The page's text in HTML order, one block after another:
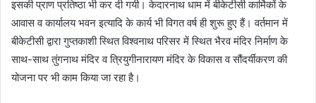
इसकी प्राण प्रतिष्ठा भी कर दी गयी। केदारनाथ धाम में बीकेटीसी कार्मिकों के
आवास व कार्यालय भवन इत्यादि के कार्य भी विगत वर्ष ही शुरू हुए हैं। वर्तमान में
बीकेटीसी द्वारा गुप्तकाशी स्थित विश्वनाथ परिसर में स्थित भैरव मंदिर निर्माण के
साथ-साथ तुंगनाथ मंदिर व त्रियुगीनारायण मंदिर के विकास व सौंदर्यीकरण की
योजना पर भी काम किया जा रहा है।